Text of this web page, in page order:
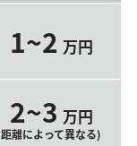
1~2 万円
2~3 万円
離によって異なる)